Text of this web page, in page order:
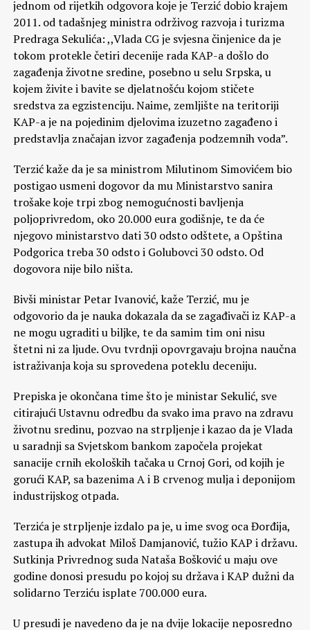
jednom od rijetkih odgovora koje je Terzić dobio krajem
2011. od tadašnjeg ministra održivog razvoja i turizma
Predraga Sekulića: ,,Vlada CG je svjesna činjenice da je
tokom protekle četiri decenije rada KAP-a došlo do
zagađenja životne sredine, posebno u selu Srpska, u
kojem živite i bavite se djelatnošću kojom stičete
sredstva za egzistenciju. Naime, zemljište na teritoriji
KAP-a je na pojedinim djelovima izuzetno zagađeno i
predstavlja značajan izvor zagađenja podzemnih voda”.
Terzić kaže da je sa ministrom Milutinom Simovićem bio
postigao usmeni dogovor da mu Ministarstvo sanira
trošake koje trpi zbog nemogućnosti bavljenja
poljoprivredom, oko 20.000 eura godišnje, te da će
njegovo ministarstvo dati 30 odsto odštete, a Opština
Podgorica treba 30 odsto i Golubovci 30 odsto. Od
dogovora nije bilo ništa.
Bivši ministar Petar Ivanović, kaže Terzić, mu je
odgovorio da je nauka dokazala da se zagađivači iz KAP-a
ne mogu ugraditi u biljke, te da samim tim oni nisu
štetni ni za ljude. Ovu tvrdnji opovrgavaju brojna naučna
istraživanja koja su sprovedena poteklu deceniju.
Prepiska je okončana time što je ministar Sekulić, sve
citirajući Ustavnu odredbu da svako ima pravo na zdravu
životnu sredinu, pozvao na strpljenje i kazao da je Vlada
u saradnji sa Svjetskom bankom započela projekat
sanacije crnih ekoloških tačaka u Crnoj Gori, od kojih je
gorući KAP, sa bazenima A i B crvenog mulja i deponijom
industrijskog otpada.
Terzića je strpljenje izdalo pa je, u ime svog oca Đorđija,
zastupa ih advokat Miloš Damjanović, tužio KAP i državu.
Sutkinja Privrednog suda Nataša Bošković u maju ove
godine donosi presudu po kojoj su država i KAP dužni da
solidarno Terziću isplate 700.000 eura.
U presudi je navedeno da je na dvije lokacije neposredno